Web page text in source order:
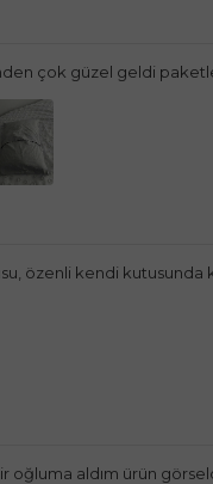
çok güzel geldi
özenli kendi kutusunda
oğluma aldım ürün